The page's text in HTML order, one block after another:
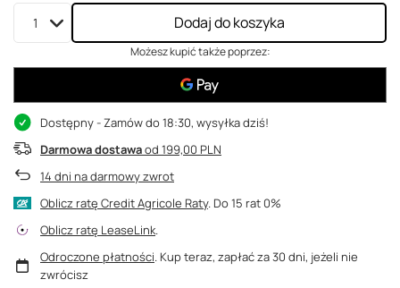
Dodaj do koszyka
Możesz kupić także poprzez:
Dostępny - Zamów do 18:30, wysyłka dziś!
Darmowa dostawaod 199,00 PLN
14 dni na darmowy zwrot
Oblicz ratę Credit Agricole Raty.
Oblicz ratę LeaseLink.
Odroczone płatności. Kup teraz, zapłać za 30 dni, jeżeli nie
zwrócisz